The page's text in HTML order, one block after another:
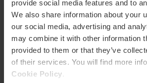
provide social media features and to
We also share information about your
our social media, advertising and
may combine it with other information
provided to them or that they’ve
of their services. You will find more
Cookie Policy